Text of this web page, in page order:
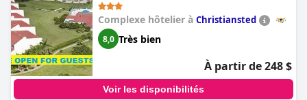
Complexe hôtelier à Christiansted
8,0 Très bien
À partir de 248 $
Voir les disponibilités